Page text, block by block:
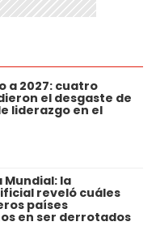
a 2027: cuatro
el desgaste de
liderazgo en el
la
reveló cuáles
países
en ser derrotados